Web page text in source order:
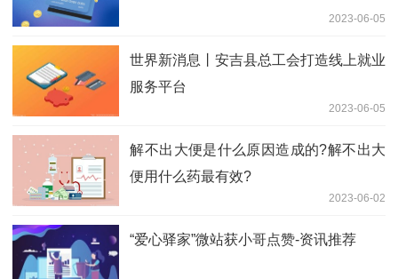
2023-06-05
世界新消息丨安吉县总工会打造线上就业
服务平台
2023-06-05
​解不出大便是什么原因造成的?解不出大
便用什么药最有效?
2023-06-02
“爱心驿家”微站获小哥点赞-资讯推荐